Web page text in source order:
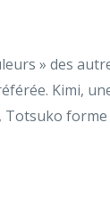
» des
Kimi,